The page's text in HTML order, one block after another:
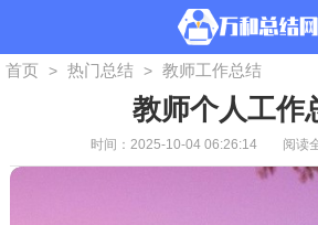
首页 > 热门总结 > 教师工作总结
教师个人工作
时间：2025-10-04 06:26:14 阅读